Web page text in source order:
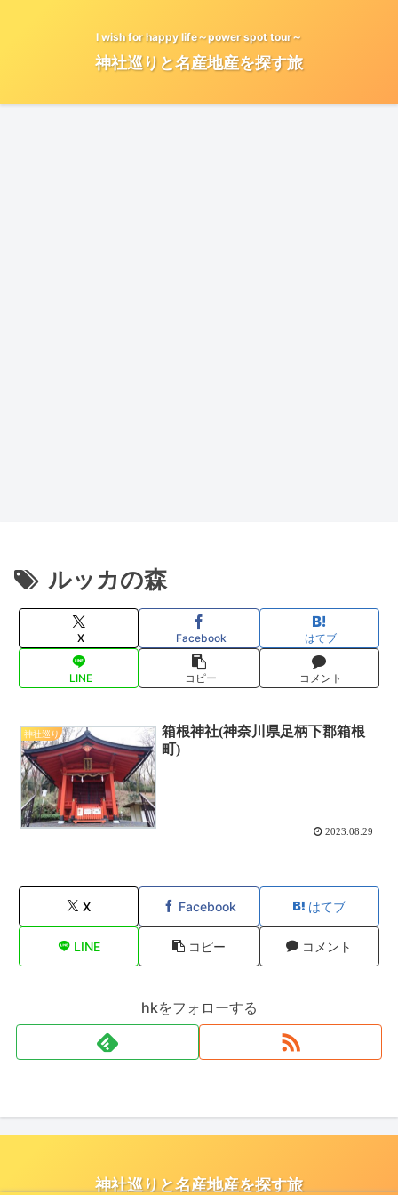
I wish for happy life～power spot tour～
神社巡りと名産地産を探す旅
ルッカの森
X Facebook はてブ
LINE コピー コメント
神社巡り
箱根神社(神奈川県足柄下郡箱根
町)
2023.08.29
X Facebook はてブ
LINE コピー コメント
hkをフォローする
神社巡りと名産地産を探す旅